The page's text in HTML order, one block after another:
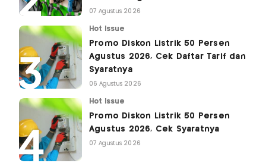
07 Agustus 2026
Hot Issue
Promo Diskon Listrik 50 Persen
Agustus 2026, Cek Daftar Tarif dan
Syaratnya
06 Agustus 2026
Hot Issue
Promo Diskon Listrik 50 Persen
Agustus 2026, Cek Syaratnya
07 Agustus 2026